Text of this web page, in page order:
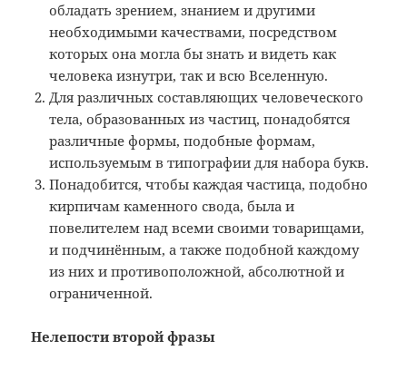
обладать зрением, знанием и другими
необходимыми качествами, посредством
которых она могла бы знать и видеть как
человека изнутри, так и всю Вселенную.
Для различных составляющих человеческого
тела, образованных из частиц, понадобятся
различные формы, подобные формам,
используемым в типографии для набора букв.
Понадобится, чтобы каждая частица, подобно
кирпичам каменного свода, была и
повелителем над всеми своими товарищами,
и подчинённым, а также подобной каждому
из них и противоположной, абсолютной и
ограниченной.
Нелепости второй фразы